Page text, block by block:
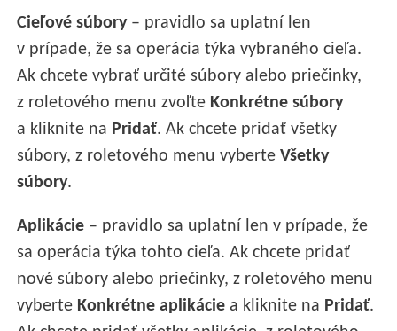
Cieľové súbory – pravidlo sa uplatní len
v prípade, že sa operácia týka vybraného cieľa.
Ak chcete vybrať určité súbory alebo priečinky,
z roletového menu zvoľte Konkrétne súbory
a kliknite na Pridať. Ak chcete pridať všetky
súbory, z roletového menu vyberteVšetky
súbory.
Aplikácie – pravidlo sa uplatní len v prípade, že
sa operácia týka tohto cieľa. Ak chcete pridať
nové súbory alebo priečinky, z roletového menu
vyberte Konkrétne aplikácie a kliknite na Pridať.